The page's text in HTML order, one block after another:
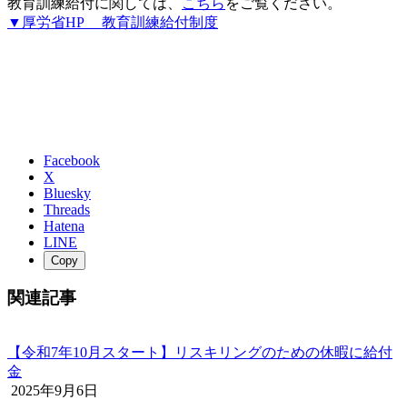
▼厚労省HP 教育訓練給付制度
Facebook
X
Bluesky
Threads
Hatena
LINE
Copy
関連記事
【令和7年10月スタート】リスキリングのための休暇に給付
金
2025年9月6日